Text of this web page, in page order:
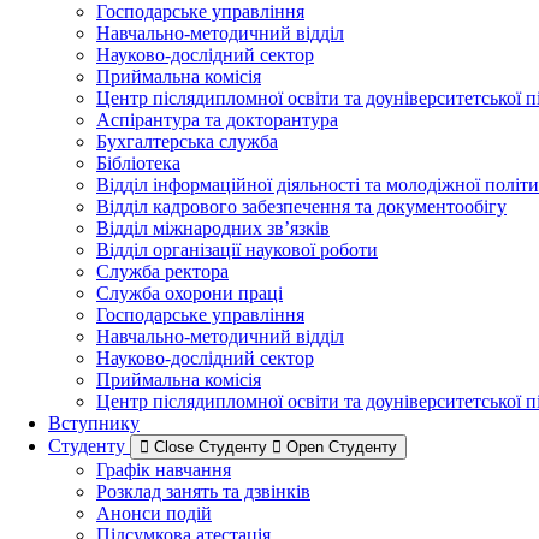
Господарське управління
Навчально-методичний відділ
Науково-дослідний сектор
Приймальна комісія
Центр післядипломної освіти та доуніверситетської
Аспірантура та докторантура
Бухгалтерська служба
Бібліотека
Відділ інформаційної діяльності та молодіжної
Відділ кадрового забезпечення та документообігу
Відділ міжнародних зв’язків
Відділ організації наукової роботи
Служба ректора
Служба охорони праці
Господарське управління
Навчально-методичний відділ
Науково-дослідний сектор
Приймальна комісія
Центр післядипломної освіти та доуніверситетської
Вступнику
Студенту
Close Студенту Open Студенту
Графік навчання
Розклад занять та дзвінків
Анонси подій
Підсумкова атестація